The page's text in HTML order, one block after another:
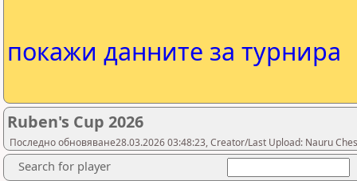
покажи данните за турнира
Ruben's Cup 2026
Последно обновяване28.03.2026 03:48:23, Creator/Last Upload: Nauru
Search for player